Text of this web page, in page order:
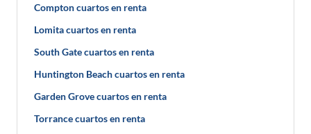
Compton cuartos en renta
Lomita cuartos en renta
South Gate cuartos en renta
Huntington Beach cuartos en renta
Garden Grove cuartos en renta
Torrance cuartos en renta